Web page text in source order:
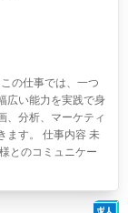
の仕事では、一つ
広い能力を実践で身
、分析、マーケティ
ます。 仕事内容 未
とのコミュニケー